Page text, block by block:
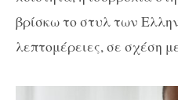
βρίσκω το στυλ των
λεπτομέρειες, σε σχέση